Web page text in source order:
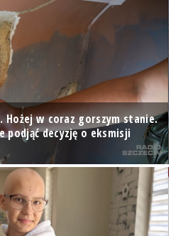
Hożej w coraz gorszym stanie.
podjąć decyzję o eksmisji